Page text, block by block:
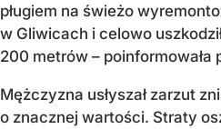
pługiem na świeżo
w Gliwicach i celowo
200 metrów – poinformowała
Mężczyzna usłyszał zarzut
o znacznej wartości. Straty